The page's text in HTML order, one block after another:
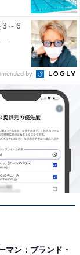
イド式で外側
で開くことが
3～6
by
マン：ブランド・